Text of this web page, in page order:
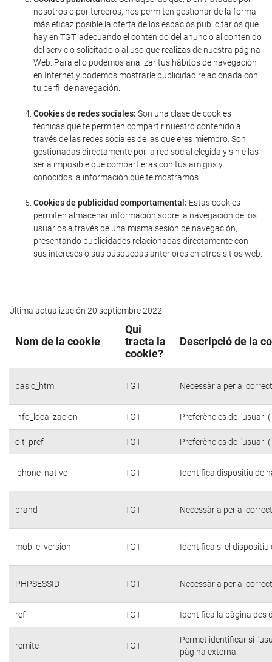
nosotros o por terceros, nos permiten gestionar de la forma
más eficaz posible la oferta de los espacios publicitarios que
hay en TGT, adecuando el contenido del anuncio al contenido
del servicio solicitado o al uso que realizas de nuestra página
Web. Para ello podemos analizar tus hábitos de navegación
en Internet y podemos mostrarle publicidad relacionada con
tu perfil de navegación.
Cookies de redes sociales: Son una clase de cookies
técnicas que te permiten compartir nuestro contenido a
través de las redes sociales de las que eres miembro. Son
gestionadas directamente por la red social elegida y sin ellas
sería imposible que compartieras con tus amigos y
conocidos la información que te mostramos.
Cookies de publicidad comportamental: Estas cookies
permiten almacenar información sobre la navegación de los
usuarios a través de una misma sesión de navegación,
presentando publicidades relacionadas directamente con
sus intereses o sus búsquedas anteriores en otros sitios web.
Última actualización 20 septiembre 2022
Nom de la cookie
Qui
tracta la
cookie?
Descripció de la
basic_html TGT Necessària per al
info_localizacion TGT Preferències de l'usuari
olt_pref TGT Preferències de l'usuari
iphone_native TGT Identifica dispositiu de
brand TGT Necessària per al
mobile_version TGT Identifica si el dispositiu
PHPSESSID TGT Necessària per al
ref TGT Identifica la pàgina des
remite TGT
Permet identificar si
pàgina externa.